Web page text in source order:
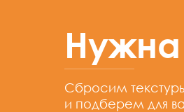
Сбросим
и подберем для